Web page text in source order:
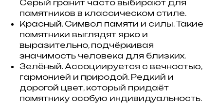
Серый гранит часто выбирают для
памятников в классическом стиле.
Красный. Символ памяти и силы. Такие
памятники выглядят ярко и
выразительно, подчёркивая
значимость человека для близких.
Зелёный. Ассоциируется с вечностью,
гармонией и природой. Редкий и
дорогой цвет, который придаёт
памятнику особую индивидуальность.